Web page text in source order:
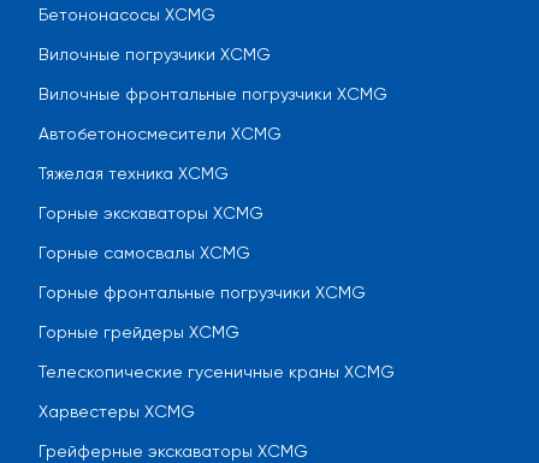
Бетононасосы XCMG
Вилочные погрузчики XCMG
Вилочные фронтальные погрузчики XCMG
Автобетоносмесители XCMG
Тяжелая техника XCMG
Горные экскаваторы XCMG
Горные самосвалы XCMG
Горные фронтальные погрузчики XCMG
Горные грейдеры XCMG
Телескопические гусеничные краны XCMG
Харвестеры XCMG
Грейферные экскаваторы XCMG